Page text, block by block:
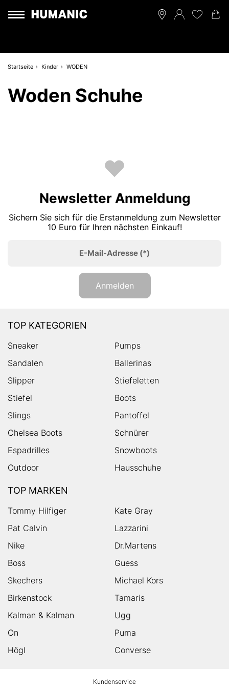
Startseite Kinder WODEN
Woden Schuhe
Newsletter Anmeldung
Sichern Sie sich für die Erstanmeldung zum Newsletter
10 Euro für Ihren nächsten Einkauf!
E-Mail-Adresse (*)
Anmelden
TOP KATEGORIEN
Sneaker
Pumps
Sandalen
Ballerinas
Slipper
Stiefeletten
Stiefel
Boots
Slings
Pantoffel
Chelsea Boots
Schnürer
Espadrilles
Snowboots
Outdoor
Hausschuhe
TOP MARKEN
Tommy Hilfiger
Kate Gray
Pat Calvin
Lazzarini
Nike
Dr.Martens
Boss
Guess
Skechers
Michael Kors
Birkenstock
Tamaris
Kalman & Kalman
Ugg
On
Puma
Högl
Converse
Kundenservice